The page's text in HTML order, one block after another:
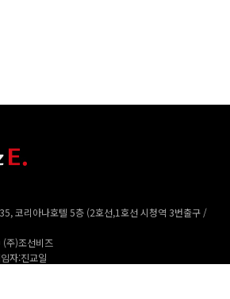
코리아나호텔 5층 (2호선,1호선 시청역 3번출구 /
주)조선비즈
자:진교일